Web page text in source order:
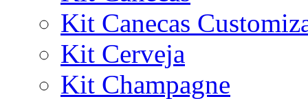
Kit Canecas
Kit Cerveja
Kit Champagne